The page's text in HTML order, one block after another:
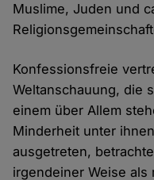
Muslime, Juden und
Konfessionsfreie
Weltanschauung, die
einem über Allem
Minderheit unter
ausgetreten,
irgendeiner Weise als